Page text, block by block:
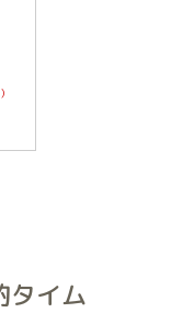
タイム